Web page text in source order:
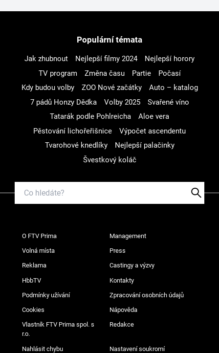
Populární témata
Jak zhubnout Nejlepší filmy 2024
Nejlepší horory
TV program
Změna času Partie
Počasí
Kdy budou volby
ZOO Nové začátky
Auto – katalog
7 pádů Honzy Dědka
Volby 2025
Svařené víno
Tatarák podle Pohlreicha
Aloe vera
Pěstování lichořeřišnice
Výpočet ascendentu
Tvarohové knedlíky
Nejlepší palačinky
Švestkový koláč
O FTV Prima Management
Volná místa Press
Reklama Castingy a výzvy
HbbTV Kontakty
Podmínky užívání Zpracování osobních údajů
Cookies Nápověda
Vlastník FTV Prima spol. s
r.o.
Redakce
Nahlásit chybu Nastavení soukromí